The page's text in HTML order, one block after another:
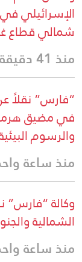
الإسرائيلي في
شمالي قطاع
منذ 41 دقيقة
“فارس” نقلاً
في مضيق هرمز
والرسوم
منذ ساعة
وكالة
الشمالية
منذ ساعة